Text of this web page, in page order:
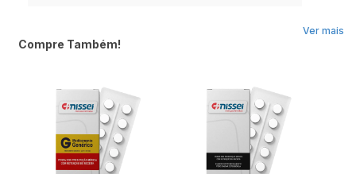
Ver mais
Compre Também!